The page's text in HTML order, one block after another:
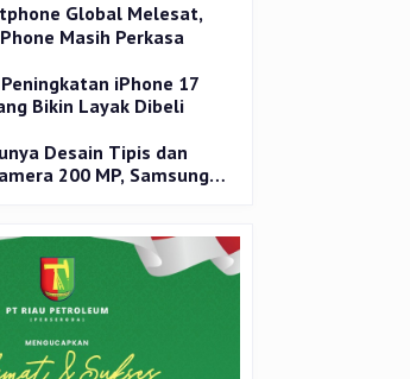
Global Melesat,
Masih Perkasa
iPhone 17
Bikin Layak Dibeli
Desain Tipis dan
200 MP, Samsung